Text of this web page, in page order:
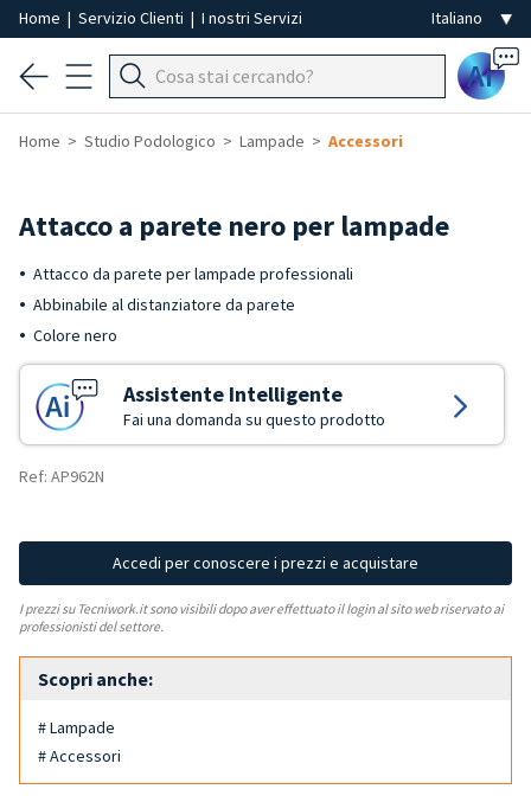
Home | Servizio Clienti | I nostri Servizi
Ai
Home Studio Podologico Lampade Accessori
Attacco a parete nero per lampade
Attacco da parete per lampade professionali
Abbinabile al distanziatore da parete
Colore nero
Assistente Intelligente
Fai una domanda su questo prodotto
Ref: AP962N
Accedi per conoscere i prezzi e acquistare
I prezzi su Tecniwork.it sono visibili dopo aver effettuato il login al sito web riservato ai
professionisti del settore.
Scopri anche:
# Lampade
# Accessori